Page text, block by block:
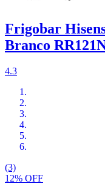
Frigobar
Branco
4.3
(3)
12% OFF